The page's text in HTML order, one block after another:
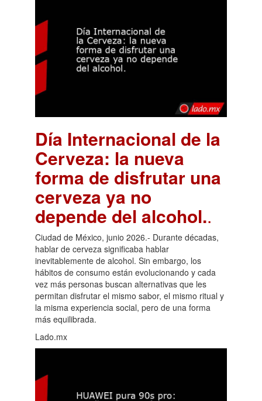
Día Internacional de la
Cerveza: la nueva
forma de disfrutar una
cerveza ya no
depende del alcohol..
Ciudad de México, junio 2026.- Durante décadas,
hablar de cerveza significaba hablar
inevitablemente de alcohol. Sin embargo, los
hábitos de consumo están evolucionando y cada
vez más personas buscan alternativas que les
permitan disfrutar el mismo sabor, el mismo ritual y
la misma experiencia social, pero de una forma
más equilibrada.
Lado.mx